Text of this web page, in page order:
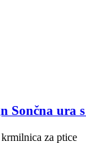
Sončna ura
za ptice